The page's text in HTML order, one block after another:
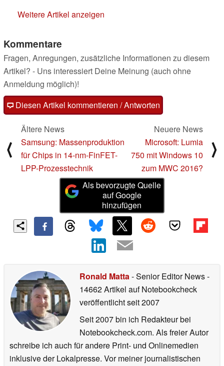
Weitere Artikel anzeigen
Kommentare
Fragen, Anregungen, zusätzliche Informationen zu diesem
Artikel? - Uns interessiert Deine Meinung (auch ohne
Anmeldung möglich)!
Diesen Artikel kommentieren / Antworten
⟨
Ältere News
Samsung: Massenproduktion
für Chips in 14-nm-FinFET-
LPP-Prozesstechnik
Neuere News
Microsoft: Lumia
750 mit Windows 10
zum MWC 2016?
⟩
Als bevorzugte Quelle
auf Google
hinzufügen
Ronald Matta- Senior Editor News-
14662 Artikel auf Notebookcheck
veröffentlichtseit 2007
Seit 2007 bin ich Redakteur bei
Notebookcheck.com. Als freier Autor
schreibe ich auch für andere Print- und Onlinemedien
inklusive der Lokalpresse. Vor meiner journalistischen